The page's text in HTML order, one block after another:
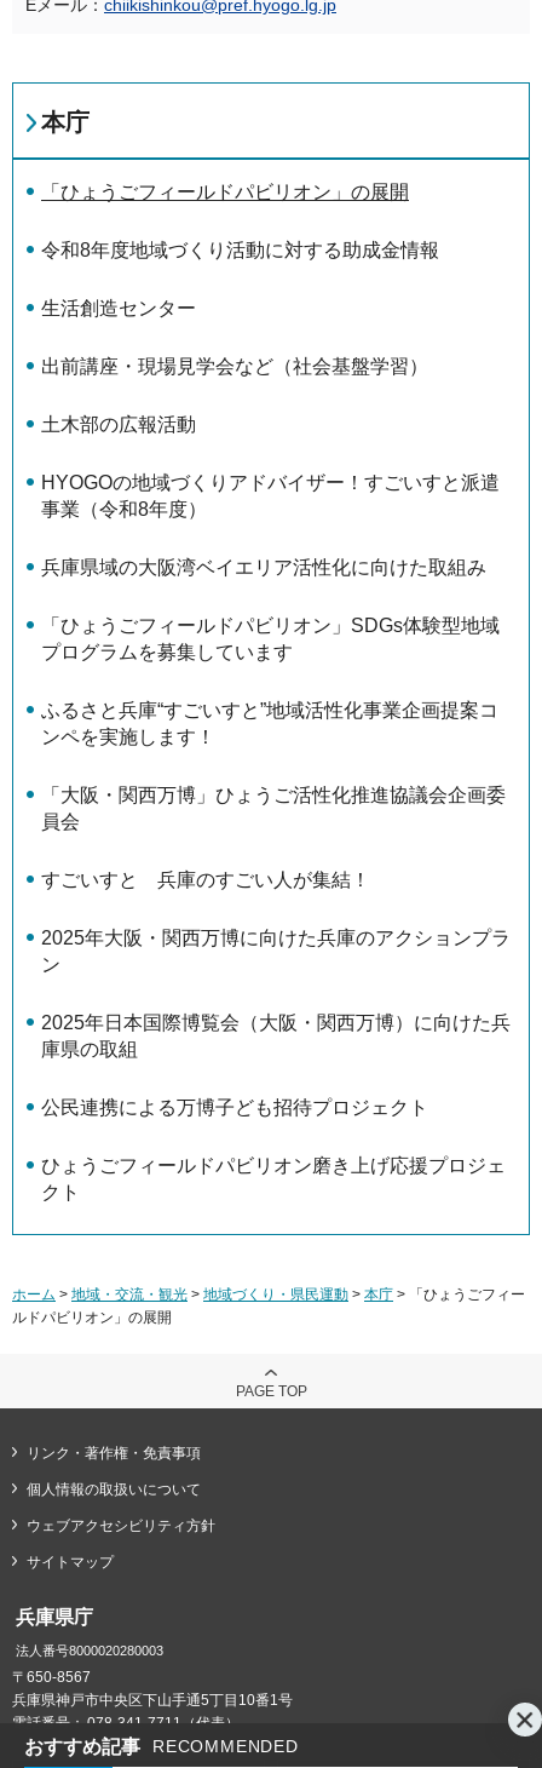
Eメール： chiikishinkou@pref.hyogo.lg.jp
おすすめ記事 RECOMMENDED
本庁
「ひょうごフィールドパビリオン」の展開
令和8年度地域づくり活動に対する助成金情報
生活創造センター
出前講座・現場見学会など（社会基盤学習）
土木部の広報活動
HYOGOの地域づくりアドバイザー！すごいすと派遣
事業（令和8年度）
兵庫県域の大阪湾ベイエリア活性化に向けた取組み
「ひょうごフィールドパビリオン」SDGs体験型地域
プログラムを募集しています
ふるさと兵庫“すごいすと”地域活性化事業企画提案コ
ンペを実施します！
「大阪・関西万博」ひょうご活性化推進協議会企画委
員会
すごいすと 兵庫のすごい人が集結！
2025年大阪・関西万博に向けた兵庫のアクションプラ
ン
2025年日本国際博覧会（大阪・関西万博）に向けた兵
庫県の取組
公民連携による万博子ども招待プロジェクト
ひょうごフィールドパビリオン磨き上げ応援プロジェ
クト
ホーム > 地域・交流・観光 > 地域づくり・県民運動 > 本庁 > 「ひょうごフィー
ルドパビリオン」の展開
PAGE TOP
リンク・著作権・免責事項
個人情報の取扱いについて
ウェブアクセシビリティ方針
サイトマップ
兵庫県庁
法人番号8000020280003
〒650-8567
兵庫県神戸市中央区下山手通5丁目10番1号
電話番号： 078-341-7711（代表）